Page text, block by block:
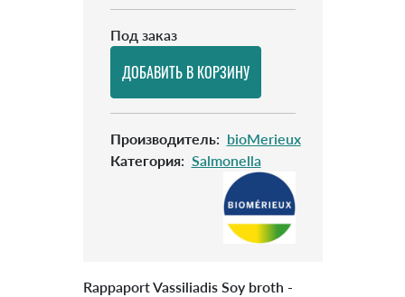
Под заказ
Производитель: bioMerieux
Категория: Salmonella
Rappaport Vassiliadis Soy broth -